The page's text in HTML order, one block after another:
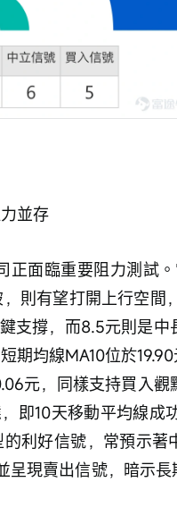
並存
則有望打開上行空間
支撐，而8.5元則是
期均線MA10位於
元，同樣支持買入觀
即10天移動平均線成
利好信號，常預示著
呈現賣出信號，暗示